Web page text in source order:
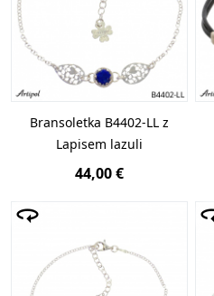
Bransoletka B4402-LL z
Lapisem lazuli
44,00 €